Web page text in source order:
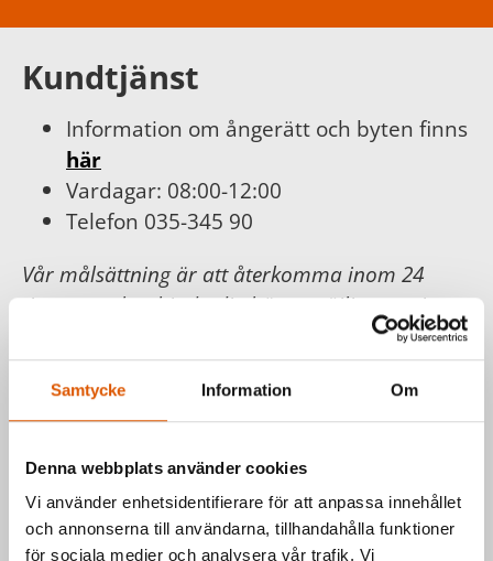
Samtycke Information Om
Denna webbplats använder cookies
Vi använder enhetsidentifierare för att anpassa innehållet
och annonserna till användarna, tillhandahålla funktioner
för sociala medier och analysera vår trafik. Vi
Kundtjänst
Information om ångerätt och byten finns
här
Vardagar: 08:00-12:00
Telefon 035-345 90
Vår målsättning är att återkomma inom 24
timmar och erbjuda dig bästa möjliga service.
Konsumentköplagen, Distans- och
hemförsäljningslagen.
Läs mer hosKonsumentverket.
Har du frågor om våra produkter